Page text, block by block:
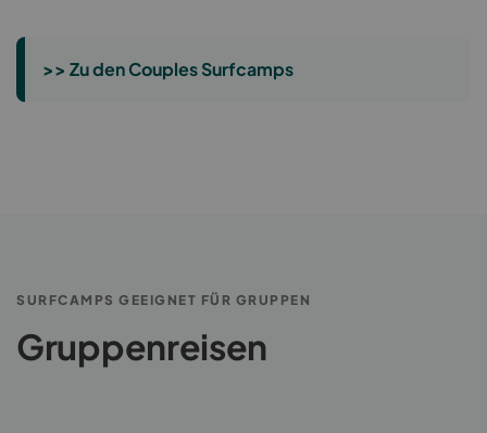
>> Zu den Couples Surfcamps
SURFCAMPS GEEIGNET FÜR GRUPPEN
Gruppenreisen